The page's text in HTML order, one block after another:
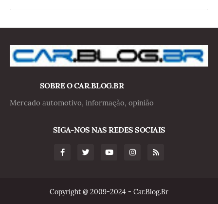
SOBRE O CAR.BLOG.BR
Mercado automotivo, informação, opinião
SIGA-NOS NAS REDES SOCIAIS
Copyright @ 2009-2024 - Car.Blog.Br